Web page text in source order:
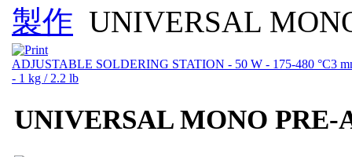
製作 UNIVERSAL
ADJUSTABLE SOLDERING STATION - 50 W - 175-480 °C3
- 1 kg / 2.2 lb
UNIVERSAL MONO